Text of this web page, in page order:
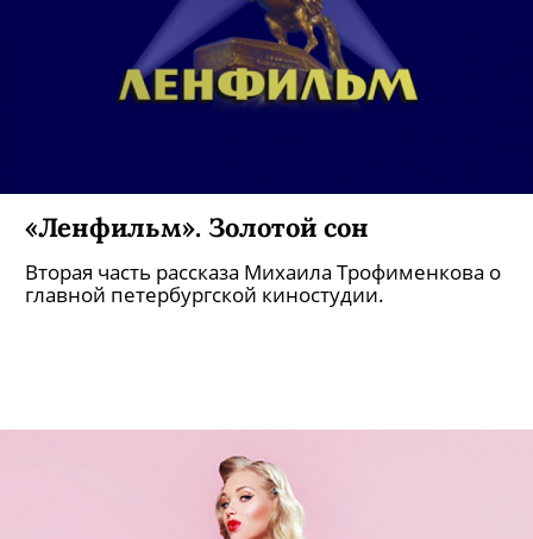
«Ленфильм». Золотой сон
Вторая часть рассказа Михаила Трофименкова о
главной петербургской киностудии.